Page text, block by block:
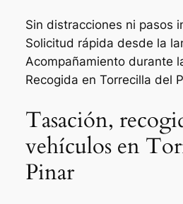
Sin distracciones ni pasos
Solicitud rápida desde la
Acompañamiento durante
Recogida en Torrecilla del
Tasación,
vehículos en
Pinar